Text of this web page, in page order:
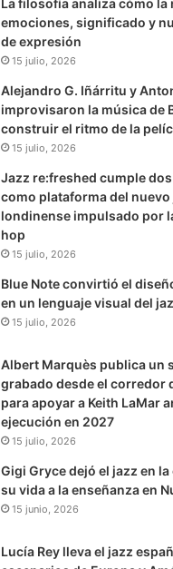
emociones, significado y
de expresión
15 julio, 2026
Alejandro G. Iñárritu y
improvisaron la música de
construir el ritmo de la
15 julio, 2026
Jazz re:freshed cumple
como plataforma del nuevo
londinense impulsado por
hop
15 julio, 2026
Blue Note convirtió el
en un lenguaje visual del
15 julio, 2026
Albert Marquès publica un
grabado desde el corredor
para apoyar a Keith LaMar
ejecución en 2027
15 julio, 2026
Gigi Gryce dejó el jazz en
su vida a la enseñanza en
15 junio, 2026
Lucía Rey lleva el jazz